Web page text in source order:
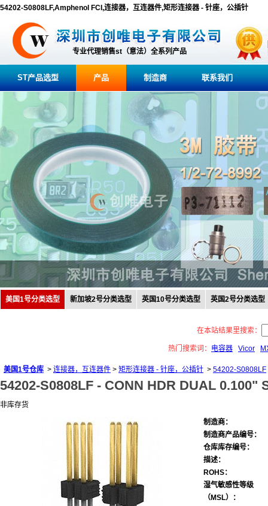
54202-S0808LF,Amphenol FCI,连接器，互连器件,矩形连接器 - 针座，公插针
专业代理销售st（意法）全系列产品
ST产品选型 产品 制造商 联系我们
美国1号分类选型 新加坡2号分类选型 英国10号分类选型 英国2号分类选型
在本站结果里搜索：
热门搜索词： 电容器 Vicor
美国1号仓库 > 连接器，互连器件 > 矩形连接器 - 针座，公插针 > 54202-S0808LF
54202-S0808LF - CONN HDR DUAL 0.100"
非库存货
制造商：
制造商产品编号：
仓库库存编号：
描述：
ROHS：
湿气敏感性等级
（MSL）：